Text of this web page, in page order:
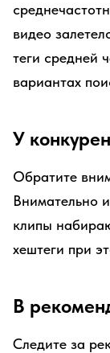
видео
теги средней
вариантах
У
Обратите
Внимательно
клипы
хештеги при
В
Следите за